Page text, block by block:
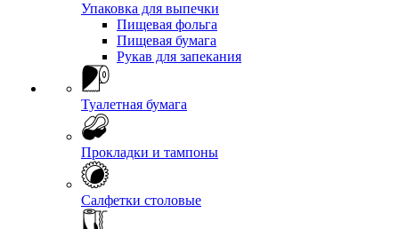
Упаковка для выпечки
Пищевая фольга
Пищевая бумага
Рукав для запекания
Туалетная бумага
Прокладки и тампоны
Салфетки столовые